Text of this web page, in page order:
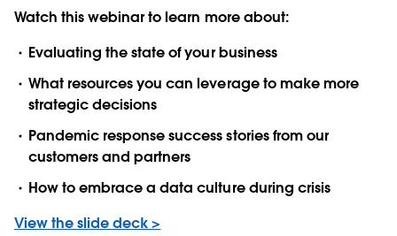
Watch this webinar to learn more about:
Evaluating the state of your business
What resources you can leverage to make more
strategic decisions
Pandemic response success stories from our
customers and partners
How to embrace a data culture during crisis
View the slide deck >